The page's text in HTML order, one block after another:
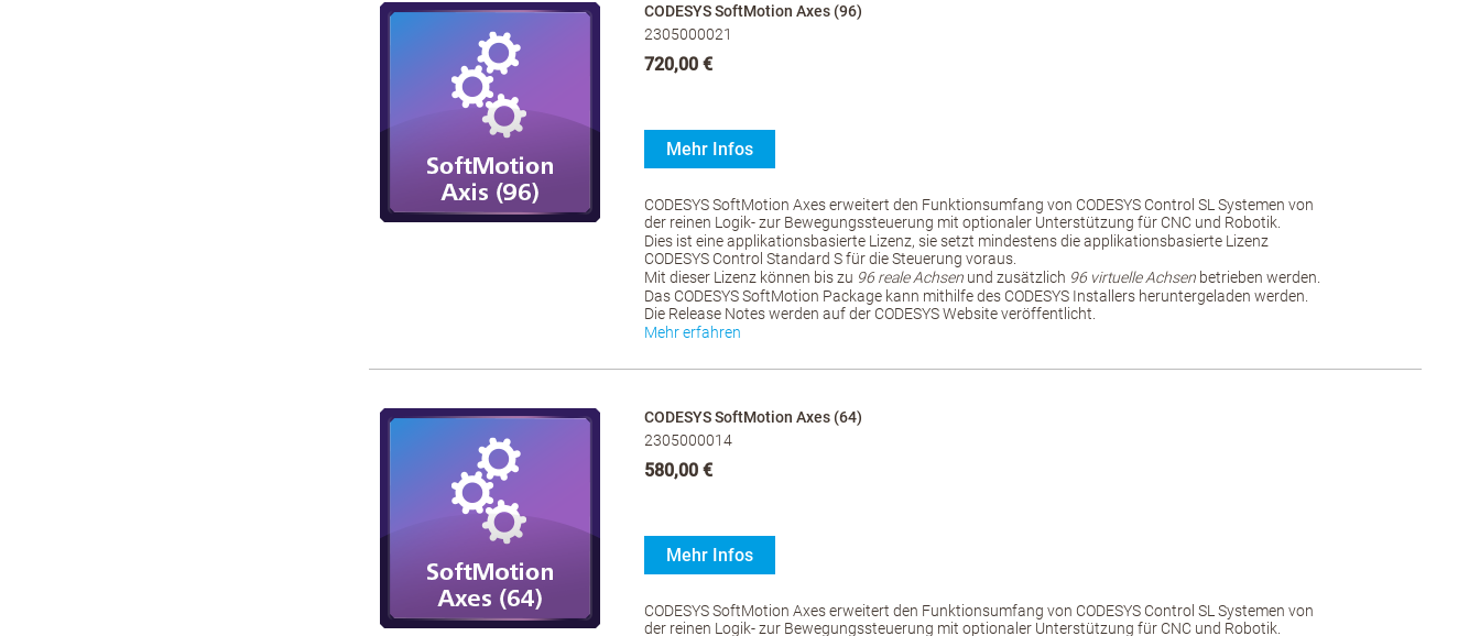
CODESYS SoftMotion Axes (96)
2305000021
720,00 €
Mehr Infos
CODESYS SoftMotion Axes erweitert den Funktionsumfang von CODESYS Control SL Systemen von
der reinen Logik- zur Bewegungssteuerung mit optionaler Unterstützung für CNC und Robotik.
Dies ist eine applikationsbasierte Lizenz, sie setzt mindestens die applikationsbasierte Lizenz
CODESYS Control Standard S für die Steuerung voraus.
Mit dieser Lizenz können bis zu 96 reale Achsen und zusätzlich 96 virtuelle Achsen betrieben werden.
Das CODESYS SoftMotion Package kann mithilfe des CODESYS Installers heruntergeladen werden.
Die Release Notes werden auf der CODESYS Website veröffentlicht.
Mehr erfahren
CODESYS SoftMotion Axes (64)
2305000014
580,00 €
Mehr Infos
CODESYS SoftMotion Axes erweitert den Funktionsumfang von CODESYS Control SL Systemen von
der reinen Logik- zur Bewegungssteuerung mit optionaler Unterstützung für CNC und Robotik.